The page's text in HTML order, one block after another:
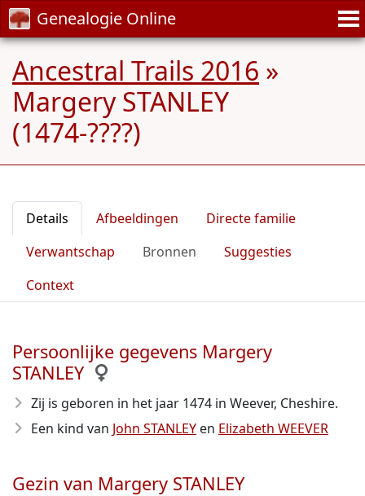
Genealogie Online
Ancestral Trails 2016 »
Margery STANLEY
(1474-????)
Details Afbeeldingen
Directe familie
Verwantschap
Bronnen
Suggesties
Context
Persoonlijke gegevens Margery
STANLEY
Zij is geboren in het jaar 1474 in Weever, Cheshire.
Een kind van John STANLEY en Elizabeth WEEVER
Gezin van Margery STANLEY